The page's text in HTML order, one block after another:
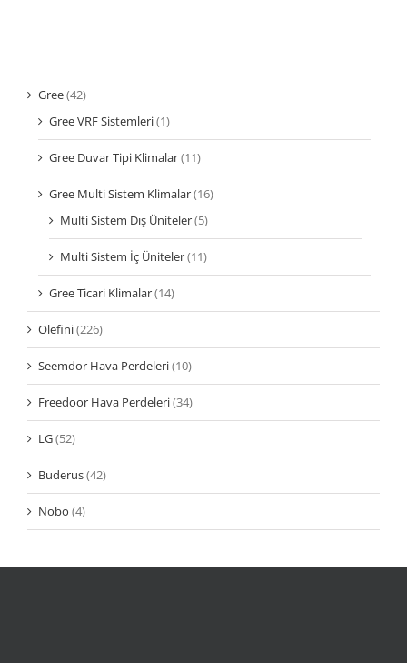
Gree(42)
Gree VRF Sistemleri(1)
Gree Duvar Tipi Klimalar(11)
Gree Multi Sistem Klimalar(16)
Multi Sistem Dış Üniteler(5)
Multi Sistem İç Üniteler(11)
Gree Ticari Klimalar(14)
Olefini(226)
Seemdor Hava Perdeleri(10)
Freedoor Hava Perdeleri(34)
LG(52)
Buderus(42)
Nobo (4)